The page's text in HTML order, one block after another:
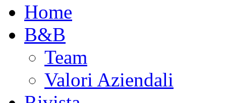
Home
B&B
Team
Valori Aziendali